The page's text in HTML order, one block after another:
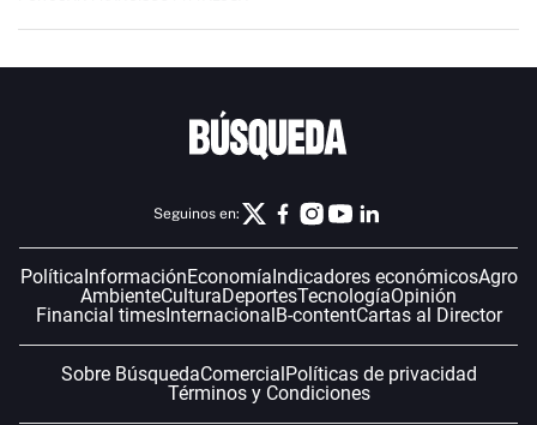
Seguinos en:
Política InformaciónEconomía Indicadores económicosAgro
AmbienteCulturaDeportesTecnologíaOpinión
Financial timesInternacional B-contentCartas al Director
Sobre BúsquedaComercial Políticas de privacidad
Términos y Condiciones